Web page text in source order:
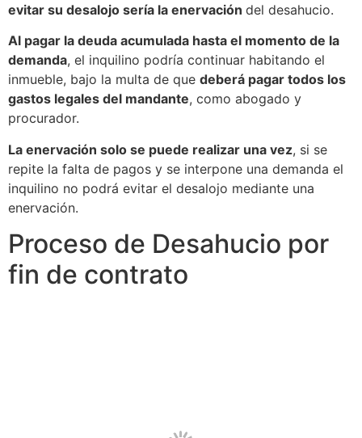
evitar su desalojo sería la enervación del desahucio.
Al pagar la deuda acumulada hasta el momento de la
demanda, el inquilino podría continuar habitando el
inmueble, bajo la multa de que deberá pagar todos los
gastos legales del mandante, como abogado y
procurador.
La enervación solo se puede realizar una vez, si se
repite la falta de pagos y se interpone una demanda el
inquilino no podrá evitar el desalojo mediante una
enervación.
Proceso de Desahucio por
fin de contrato